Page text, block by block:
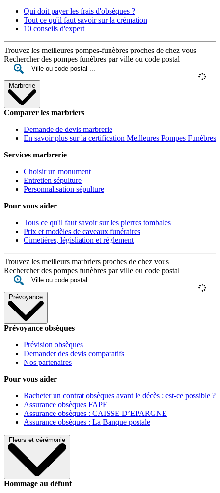
Qui doit payer les frais d'obsèques ?
Tout ce qu'il faut savoir sur la crémation
10 conseils d'expert
Trouvez les meilleures pompes-funèbres proches de chez vous
Rechercher des pompes funèbres par ville ou code postal
Marbrerie
Comparer les marbriers
Demande de devis marbrerie
En savoir plus sur la certification Meilleures Pompes Funèbres
Services marbrerie
Choisir un monument
Entretien sépulture
Personnalisation sépulture
Pour vous aider
Tous ce qu'il faut savoir sur les pierres tombales
Prix et modèles de caveaux funéraires
Cimetières, législiation et réglement
Trouvez les meilleurs marbriers proches de chez vous
Rechercher des pompes funèbres par ville ou code postal
Prévoyance
Prévoyance obsèques
Prévision obsèques
Demander des devis comparatifs
Nos partenaires
Pour vous aider
Racheter un contrat obsèques avant le décès : est-ce possible ?
Assurance obsèques FAPE
Assurance obsèques : CAISSE D’EPARGNE
Assurance obsèques : La Banque postale
Fleurs et cérémonie
Hommage au défunt